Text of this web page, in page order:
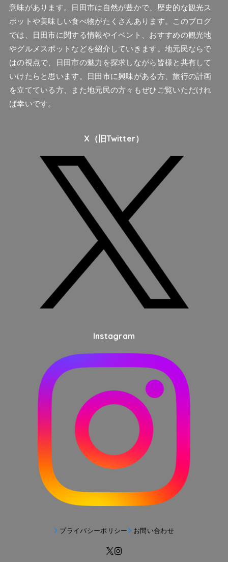
意味があります。日田市は自然が豊かで、歴史的な観光ス
ポットや美味しい食べ物がたくさんあります。このブログ
では、日田市に関する情報やイベント、おすすめの観光地
やグルメスポットなどを紹介していきます。地元民ならで
はの視点で、日田市の魅力を探求しながら皆様と共有して
いけたらと思います。日田市に興味がある方、旅行の計画
を立てている方、また地元民の方々もぜひご覧いただけれ
ば幸いです。
X（旧Twitter）
Instagram
プライバシーポリシー お問い合わせ